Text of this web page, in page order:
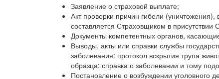
Заявление о страховой выплате;
Акт проверки причин гибели
составляется Страховщиком в
Документы компетентных органов,
Выводы, акты или справки службы
заболевания: протокол вскрытия трупа
образца; справка о заболевании и тому
Постановление о возбуждении уголовного